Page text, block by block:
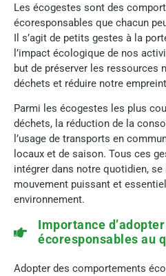
Les écogestes sont des
écoresponsables que chacun
Il s’agit de petits gestes à la
l’impact écologique de nos
but de préserver les ressources
déchets et réduire notre
Parmi les écogestes les plus
déchets, la réduction de la
l’usage de transports en
locaux et de saison. Tous ces
intégrer dans notre quotidien,
mouvement puissant et
environnement.
Importance
écoresponsables au
Adopter des comportements